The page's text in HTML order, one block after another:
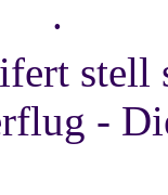
.
stell
-